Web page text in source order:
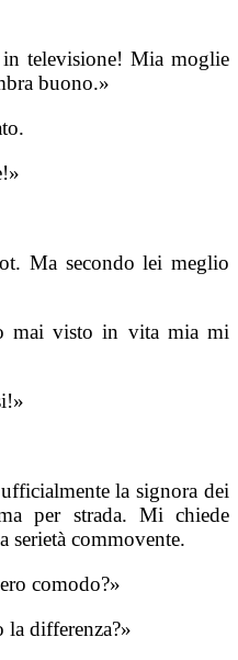
televisione! Mia moglie
buono.»
Ma secondo lei meglio
mai visto in vita mia mi
la signora dei
per strada. Mi chiede
commovente.
comodo?»
la differenza?»